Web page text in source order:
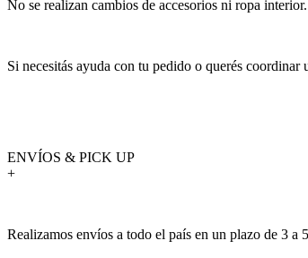
No se realizan cambios de accesorios ni ropa interior.
Si necesitás ayuda con tu pedido o querés
ENVÍOS & PICK UP
+
Realizamos envíos a todo el país en un plazo de 3 a